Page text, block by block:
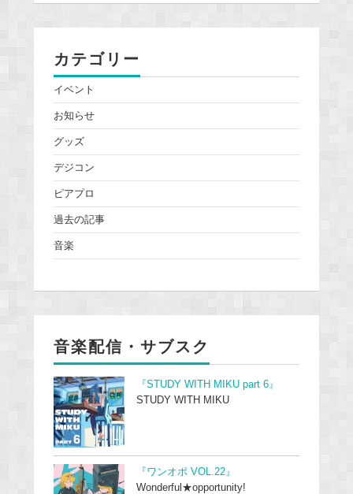
カテゴリー
イベント
お知らせ
グッズ
デジコン
ピアプロ
過去の記事
音楽
音楽配信・サブスク
『STUDY WITH MIKU part 6』
STUDY WITH MIKU
『ワンオポ VOL.22』
Wonderful★opportunity!